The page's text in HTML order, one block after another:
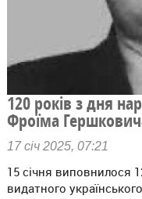
120 років з дня
Фроїма
17 січ 2025, 07:21
15 січня виповнилося
видатного